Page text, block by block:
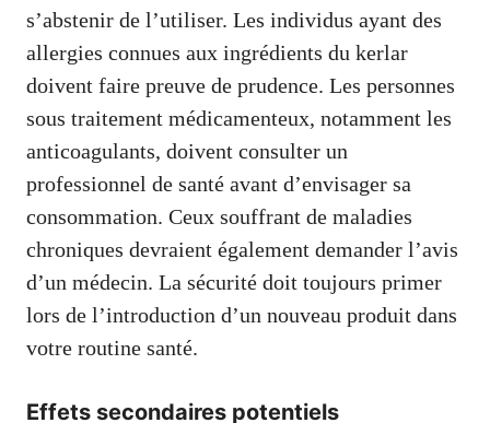
s’abstenir de l’utiliser. Les individus ayant des
allergies connues aux ingrédients du kerlar
doivent faire preuve de prudence. Les personnes
sous traitement médicamenteux, notamment les
anticoagulants, doivent consulter un
professionnel de santé avant d’envisager sa
consommation. Ceux souffrant de maladies
chroniques devraient également demander l’avis
d’un médecin. La sécurité doit toujours primer
lors de l’introduction d’un nouveau produit dans
votre routine santé.
Effets secondaires potentiels